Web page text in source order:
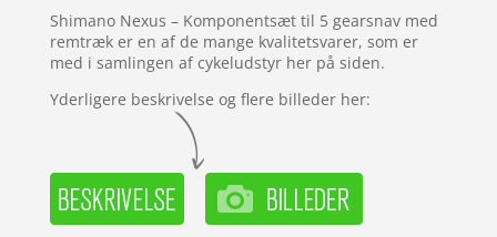
mmelser
Shimano Nexus – Komponentsæt til 5 gearsnav med
remtræk er en af de mange kvalitetsvarer, som er
med i samlingen af cykeludstyr her på siden.
Yderligere beskrivelse og flere billeder her: